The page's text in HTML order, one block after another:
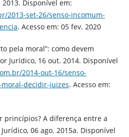
Disponível em:
2013-set-26/senso-incomum-
. Acesso em: 05 fev. 2020
pela moral”: como devem
Jurídico, 16 out. 2014. Disponível
2014-out-16/senso-
decidir-juizes. Acesso em:
princípios? A diferença entre a
06 ago. 2015a. Disponível